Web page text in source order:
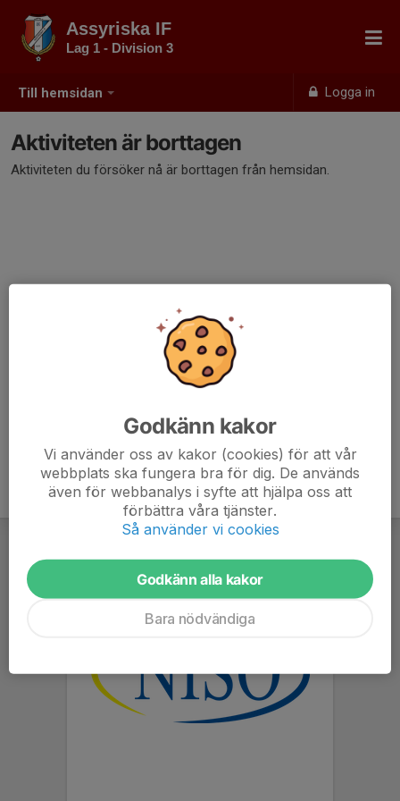
Till hemsidan Logga in
Assyriska IF
Lag 1 - Division 3
Aktiviteten är borttagen
Aktiviteten du försöker nå är borttagen från hemsidan.
Godkänn kakor
Vi använder oss av kakor (cookies) för att vår
webbplats ska fungera bra för dig. De används
även för webbanalys i syfte att hjälpa oss att
förbättra våra tjänster.
Så använder vi cookies
Godkänn alla kakor
Bara nödvändiga